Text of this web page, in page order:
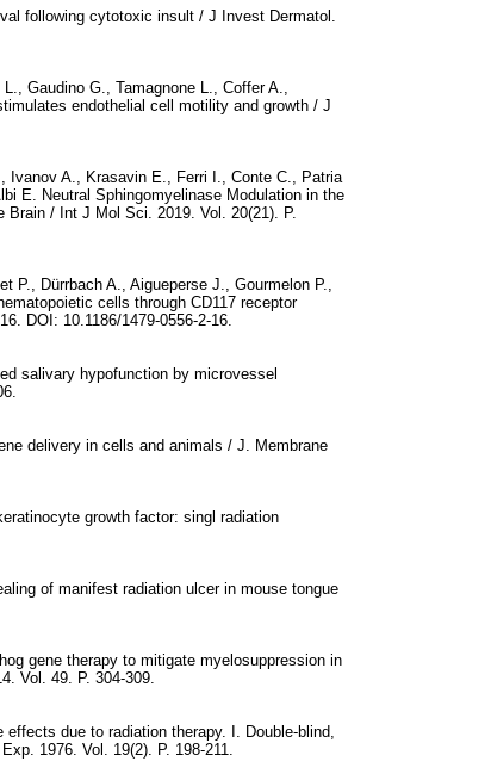
following cytotoxic insult / J Invest Dermatol.
Gaudino G., Tamagnone L., Coffer A.,
endothelial cell motility and growth / J
Ivanov A., Krasavin E., Ferri I., Conte C., Patria
E. Neutral Sphingomyelinase Modulation in the
Brain / Int J Mol Sci. 2019. Vol. 20(21). P.
P., Dürrbach A., Aigueperse J., Gourmelon P.,
cells through CD117 receptor
DOI: 10.1186/1479-0556-2-16.
salivary hypofunction by microvessel
delivery in cells and animals / J. Membrane
growth factor: singl radiation
of manifest radiation ulcer in mouse tongue
gene therapy to mitigate myelosuppression in
Vol. 49. P. 304-309.
due to radiation therapy. I. Double-blind,
1976. Vol. 19(2). P. 198-211.